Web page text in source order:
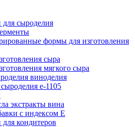
сыроделия
формы для изготовления
сыра
мягкого сыра
виноделия
e-1105
экстракты вина
с индексом Е
кондитеров